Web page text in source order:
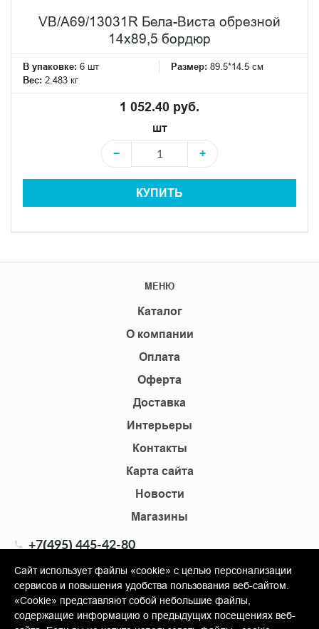
VB/A69/13031R Бела-Виста обрезной
14x89,5 бордюр
В упаковке: 6 шт Размер: 89.5*14.5 см
Вес: 2.483 кг
1 052.40 руб.
шт
−
+
КУПИТЬ
МЕНЮ
Каталог
О компании
Оплата
Оферта
Доставка
Интерьеры
Контакты
Карта сайта
Новости
Магазины
+7(495) 445-42-80
info@shopkm.ru
© Copyright 2013-2026 KERAMA MARAZZI, ООО «Гамма
Сайт использует файлы «cookie» с целью персонализации
сервисов и повышения удобства пользования веб-сайтом.
«Cookie» представляют собой небольшие файлы,
содержащие информацию о предыдущих посещениях веб-